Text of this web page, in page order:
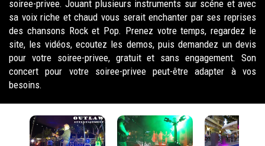
soiree-privee. Jouant plusieurs instruments sur scéne et avec
sa voix riche et chaud vous serait enchanter par ses reprises
des chansons Rock et Pop. Prenez votre temps, regardez le
site, les vidéos, ecoutez les demos, puis demandez un devis
pour votre soiree-privee, gratuit et sans engagement. Son
concert pour votre soiree-privee peut-être adapter à vos
besoins.